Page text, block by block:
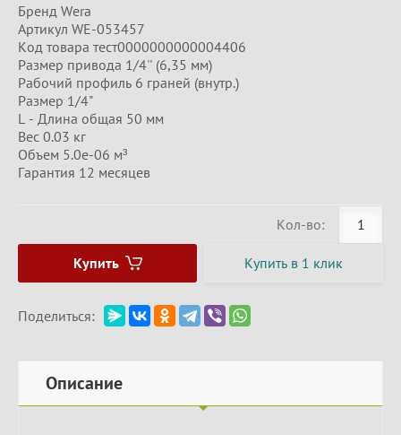
Бренд Wera
Артикул WE-053457
Код товара тест0000000000004406
Размер привода 1/4'' (6,35 мм)
Рабочий профиль 6 граней (внутр.)
Размер 1/4"
L - Длина общая 50 мм
Вес 0.03 кг
Объем 5.0e-06 м³
Гарантия 12 месяцев
Кол-во:
Купить Купить в 1 клик
Поделиться:
Описание